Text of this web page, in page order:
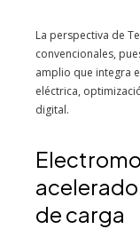
La perspectiva de
convencionales,
amplio que integra
eléctrica,
digital.
de carga